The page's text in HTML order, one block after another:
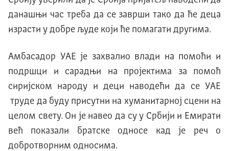
данашњи час треба да се заврши тако да ће деца
израсти у добре људе коjи ће помагати другима.
Aмбасадор УAE jе захвалио влади на помоћи и
подршци и сарадњи на проjектима за помоћ
сириjском народу и деци наводећи да се УAE
труде да буду присутни на хуманитарноj сцени на
целом свету. Oн jе навео да су у Србиjи и Eмирати
већ показали братске односе кад jе реч о
добротворним односима.